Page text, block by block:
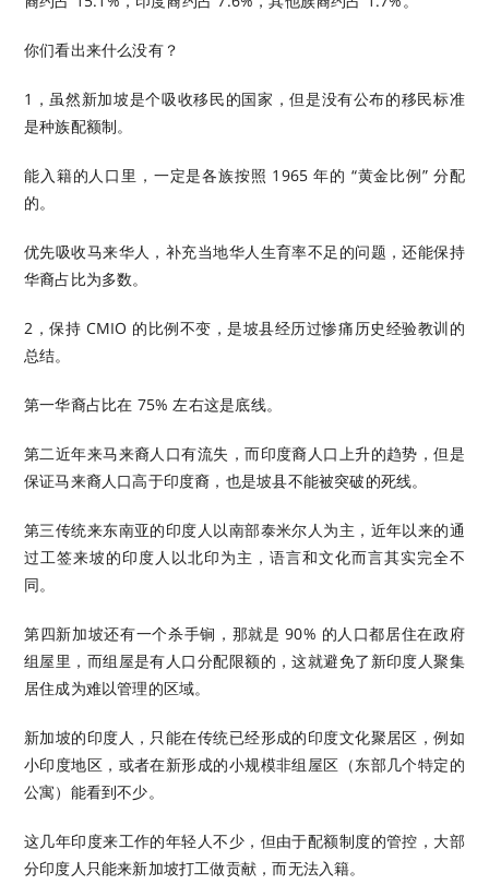
你们看出来什么没有？
1，虽然新加坡是个吸收移民的国家，但是没有公布的移民标准
是种族配额制。
能入籍的人口里，一定是各族按照 1965 年的 “黄金比例” 分配
的。
优先吸收马来华人，补充当地华人生育率不足的问题，还能保持
华裔占比为多数。
2，保持 CMIO 的比例不变，是坡县经历过惨痛历史经验教训的
总结。
第一华裔占比在 75% 左右这是底线。
第二近年来马来裔人口有流失，而印度裔人口上升的趋势，但是
保证马来裔人口高于印度裔，也是坡县不能被突破的死线。
第三传统来东南亚的印度人以南部泰米尔人为主，近年以来的通
过工签来坡的印度人以北印为主，语言和文化而言其实完全不
同。
第四新加坡还有一个杀手锏，那就是 90% 的人口都居住在政府
组屋里，而组屋是有人口分配限额的，这就避免了新印度人聚集
居住成为难以管理的区域。
新加坡的印度人，只能在传统已经形成的印度文化聚居区，例如
小印度地区，或者在新形成的小规模非组屋区（东部几个特定的
公寓）能看到不少。
这几年印度来工作的年轻人不少，但由于配额制度的管控，大部
分印度人只能来新加坡打工做贡献，而无法入籍。